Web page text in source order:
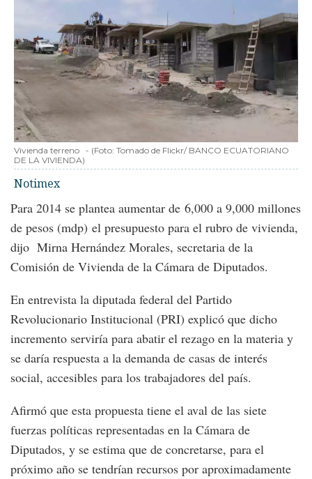
Vivienda terreno - (Foto: Tomado de Flickr/ BANCO ECUATORIANO
DE LA VIVIENDA)
Notimex
Para 2014 se plantea aumentar de 6,000 a 9,000 millones
de pesos (mdp) el presupuesto para el rubro de vivienda,
dijo Mirna Hernández Morales, secretaria de la
Comisión de Vivienda de la Cámara de Diputados.
En entrevista la diputada federal del Partido
Revolucionario Institucional (PRI) explicó que dicho
incremento serviría para abatir el rezago en la materia y
se daría respuesta a la demanda de casas de interés
social, accesibles para los trabajadores del país.
Afirmó que esta propuesta tiene el aval de las siete
fuerzas políticas representadas en la Cámara de
Diputados, y se estima que de concretarse, para el
próximo año se tendrían recursos por aproximadamente